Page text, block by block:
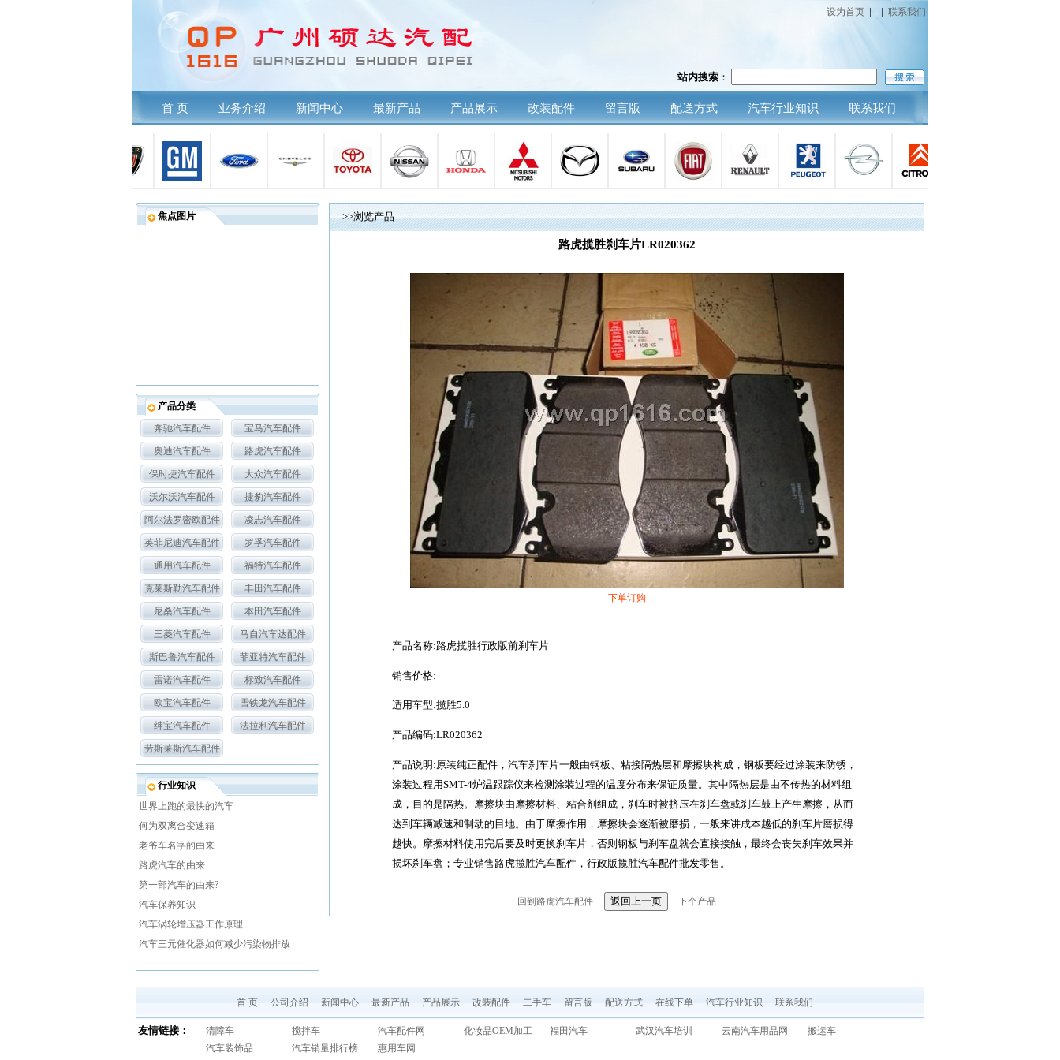
设为首页 联系我们
站内搜索 ：
首 页 业务介绍 新闻中心 最新产品 产品展示 改装配件 留言版 配送方式 汽车行业知识 联系我们
焦点图片
产品分类
奔驰汽车配件
宝马汽车配件
奥迪汽车配件 路虎汽车配件
保时捷汽车配件 大众汽车配件
沃尔沃汽车配件 捷豹汽车配件
阿尔法罗密欧配件 凌志汽车配件
英菲尼迪汽车配件 罗孚汽车配件
通用汽车配件 福特汽车配件
克莱斯勒汽车配件 丰田汽车配件
尼桑汽车配件 本田汽车配件
三菱汽车配件 马自汽车达配件
斯巴鲁汽车配件 菲亚特汽车配件
雷诺汽车配件 标致汽车配件
欧宝汽车配件 雪铁龙汽车配件
绅宝汽车配件 法拉利汽车配件
劳斯莱斯汽车配件
行业知识
世界上跑的最快的汽车
何为双离合变速箱
老爷车名字的由来
路虎汽车的由来
第一部汽车的由来?
汽车保养知识
汽车涡轮增压器工作原理
汽车三元催化器如何减少污染物排放
>>浏览产品
路虎揽胜刹车片LR020362
下单订购
产品名称:路虎揽胜行政版前刹车片
销售价格:
适用车型:揽胜5.0
产品编码:LR020362
产品说明:原装纯正配件，汽车刹车片一般由钢板、粘接隔热层和摩擦块构成，钢板要经过涂装来防锈，
涂装过程用SMT-4炉温跟踪仪来检测涂装过程的温度分布来保证质量。其中隔热层是由不传热的材料组
成，目的是隔热。摩擦块由摩擦材料、粘合剂组成，刹车时被挤压在刹车盘或刹车鼓上产生摩擦，从而
达到车辆减速和制动的目地。由于摩擦作用，摩擦块会逐渐被磨损，一般来讲成本越低的刹车片磨损得
越快。摩擦材料使用完后要及时更换刹车片，否则钢板与刹车盘就会直接接触，最终会丧失刹车效果并
损坏刹车盘；专业销售路虎揽胜汽车配件，行政版揽胜汽车配件批发零售。
回到路虎汽车配件 下个产品
首 页 公司介绍 新闻中心 最新产品 产品展示 改装配件 二手车 留言版 配送方式 在线下单 汽车行业知识 联系我们
友情链接： 清障车 搅拌车 汽车配件网 化妆品OEM加工 福田汽车 武汉汽车培训 云南汽车用品网
搬运车
汽车装饰品
汽车销量排行榜 惠用车网